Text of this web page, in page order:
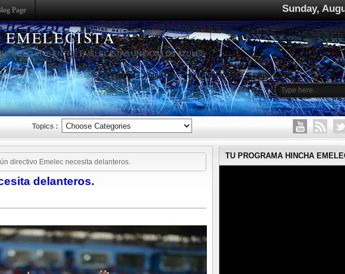
Page Sunday,
SE LO VIVE ENTRE EMELECISTAS UNIDOS LOS AZULES
Home About Us Instruction to use Sample Page
Topics :
directivo Emelec necesita delanteros.
delanteros.
TU PROGRAMA HINCHA